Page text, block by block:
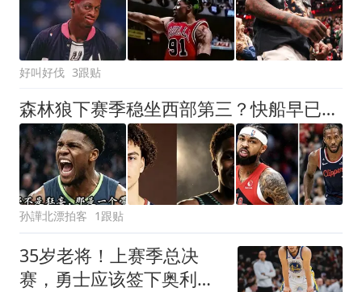
好叫好伐 3跟贴
森林狼下赛季稳坐西部第三？快船早已备好筹码，坐等挖走爱德华兹
孙譁北漂拍客 1跟贴
35岁老将！上赛季总决
赛，勇士应该签下奥利尼